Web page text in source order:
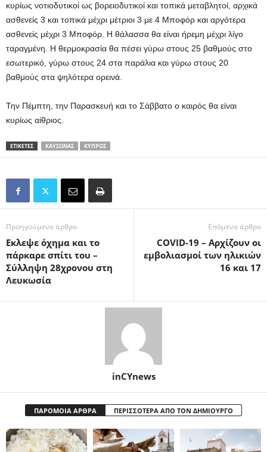
κυρίως νοτιοδυτικοί ως βορειοδυτικοί και τοπικά μεταβλητοί, αρχικά
ασθενείς 3 και τοπικά μέχρι μέτριοι 3 με 4 Μποφόρ και αργότερα
ασθενείς μέχρι 3 Μποφόρ. Η θάλασσα θα είναι ήρεμη μέχρι λίγο
ταραγμένη. Η θερμοκρασία θα πέσει γύρω στους 25 βαθμούς στο
εσωτερικό, γύρω στους 24 στα παράλια και γύρω στους 20
βαθμούς στα ψηλότερα ορεινά.
Την Πέμπτη, την Παρασκευή και το Σάββατο ο καιρός θα είναι
κυρίως αίθριος.
ΕΤΙΚΕΤΕΣ ΚΑΎΣΩΝΑΣ ΚΎΠΡΟΣ
Προηγούμενο άρθρο
Eκλεψε όχημα και το
πάρκαρε σπίτι του –
Σύλληψη 28χρονου στη
Λευκωσία
Επόμενο άρθρο
COVID-19 – Αρχίζουν οι
εμβολιασμοί των ηλικιών
16 και 17
inCYnews
ΠΑΡΟΜΟΙΑ ΑΡΘΡΑ ΠΕΡΙΣΣΟΤΕΡΑ ΑΠΟ ΤΟΝ ΔΗΜΙΟΥΡΓΟ